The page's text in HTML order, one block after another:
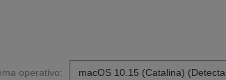
operativo: